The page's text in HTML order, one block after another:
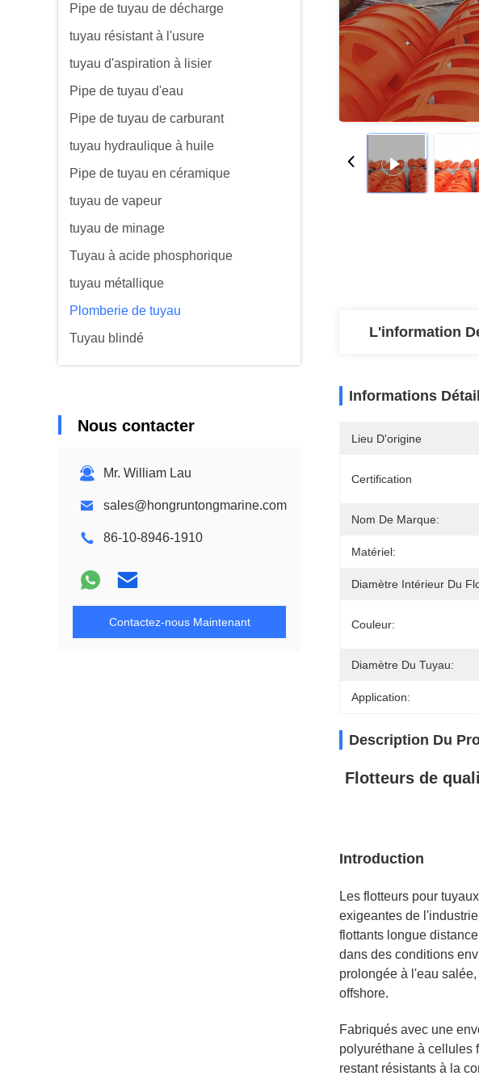
Pipe de tuyau de décharge
tuyau résistant à l'usure
tuyau d'aspiration à lisier
Pipe de tuyau d'eau
Pipe de tuyau de carburant
tuyau hydraulique à huile
Pipe de tuyau en céramique
tuyau de vapeur
tuyau de minage
Tuyau à acide phosphorique
tuyau métallique
Plomberie de tuyau
Tuyau blindé
Nous contacter
Mr. William Lau
sales@hongruntongmarine.com
86-10-8946-1910
Contactez-nous Maintenant
L'information
Informations
Lieu D'origine
Certification
Nom De Marque:
Matériel:
Diamètre Intérieur Du
Couleur:
Diamètre Du Tuyau:
Application:
Description Du
Flotteurs de
Introduction
Les flotteurs pour
exigeantes de
flottants longue
dans des conditions
prolongée à l'eau
offshore.
Fabriqués avec une
polyuréthane à cellules
restant résistants à la